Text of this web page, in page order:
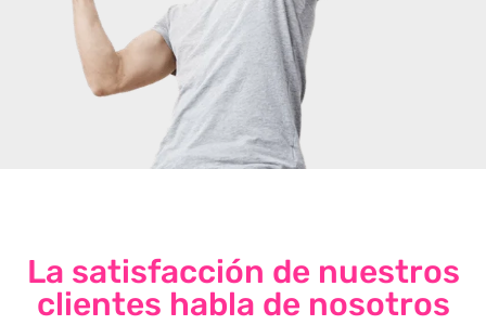
La satisfacción de nuestros
clientes habla de nosotros